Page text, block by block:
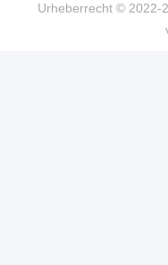
Urheberrecht © 2022-